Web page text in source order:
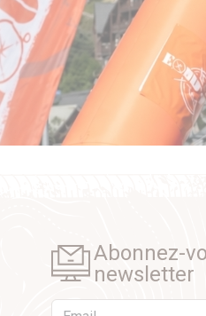
Abonnez-
newsletter
Email